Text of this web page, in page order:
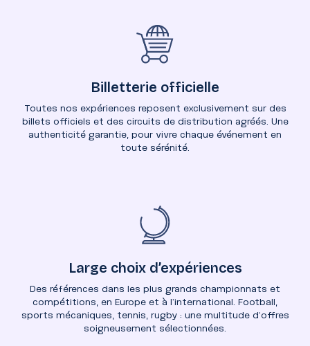
Billetterie officielle
Toutes nos expériences reposent exclusivement sur des
billets officiels et des circuits de distribution agréés. Une
authenticité garantie, pour vivre chaque événement en
toute sérénité.
Large choix d’expériences
Des références dans les plus grands championnats et
compétitions, en Europe et à l’international. Football,
sports mécaniques, tennis, rugby : une multitude d’offres
soigneusement sélectionnées.